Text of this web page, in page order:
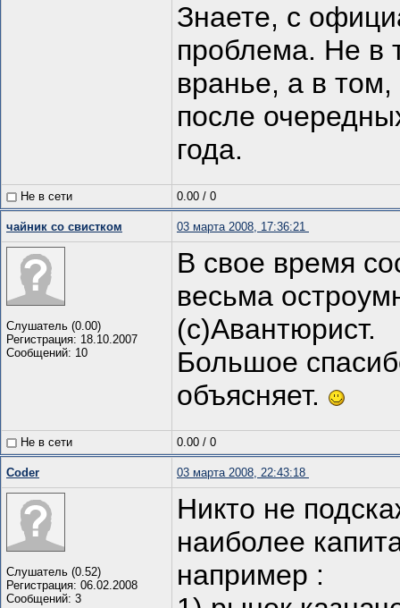
Знаете, с
проблема. Не в
вранье, а в
после
года.
Не в сети 0.00 / 0
чайник со свистком 03 марта 2008, 17:36:21
Слушатель (0.00)
Регистрация: 18.10.2007
Сообщений: 10
В свое время
весьма
(с)Авантюрист.
Большое
объясняет.
Не в сети 0.00 / 0
Coder 03 марта 2008, 22:43:18
Слушатель (0.52)
Регистрация: 06.02.2008
Сообщений: 3
Никто не
наиболее
например :